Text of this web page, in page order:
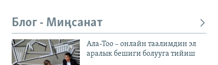
Блог - Миңсанат
Ала-Тоо – онлайн таалимдин эл
аралык бешиги болууга тийиш